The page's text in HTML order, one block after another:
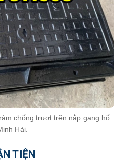
chống trượt trên nắp gang hố
Hải.
TIỆN